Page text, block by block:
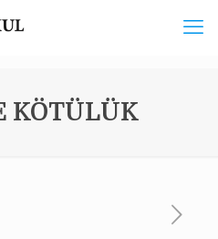
KÖTÜLÜK